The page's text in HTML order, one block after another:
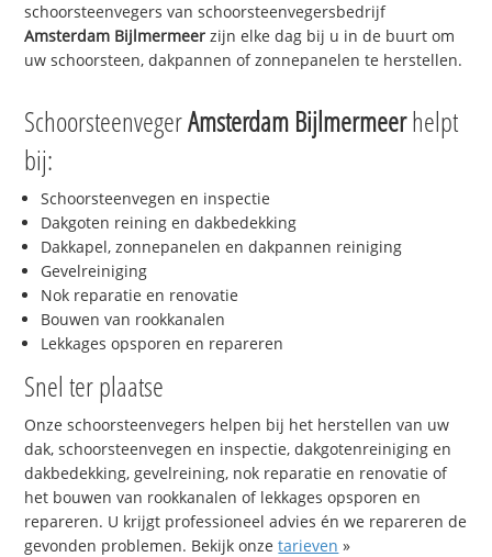
schoorsteenvegers van schoorsteenvegersbedrijf
Amsterdam Bijlmermeer zijn elke dag bij u in de buurt om
uw schoorsteen, dakpannen of zonnepanelen te herstellen.
SchoorsteenvegerAmsterdam Bijlmermeerhelpt
bij:
Schoorsteenvegen en inspectie
Dakgoten reining en dakbedekking
Dakkapel, zonnepanelen en dakpannen reiniging
Gevelreiniging
Nok reparatie en renovatie
Bouwen van rookkanalen
Lekkages opsporen en repareren
Snel ter plaatse
Onze schoorsteenvegers helpen bij het herstellen van uw
dak, schoorsteenvegen en inspectie, dakgotenreiniging en
dakbedekking, gevelreining, nok reparatie en renovatie of
het bouwen van rookkanalen of lekkages opsporen en
repareren. U krijgt professioneel advies én we repareren de
gevonden problemen. Bekijk onzetarieven »